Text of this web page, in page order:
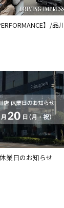
】/
業日のお知らせ